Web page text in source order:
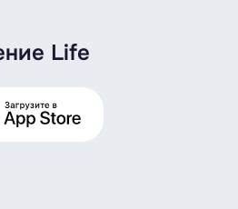
Life